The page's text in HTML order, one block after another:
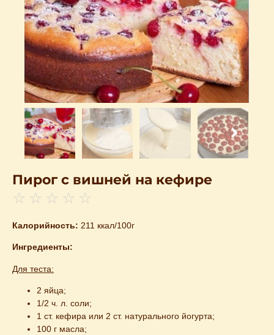
Пирог с вишней на кефире
☆ ☆ ☆ ☆ ☆
Калорийность: 211 ккал/100г
Ингредиенты:
Для теста:
2 яйца;
1/2 ч. л. соли;
1 ст. кефира или 2 ст. натурального йогурта;
100 г масла;